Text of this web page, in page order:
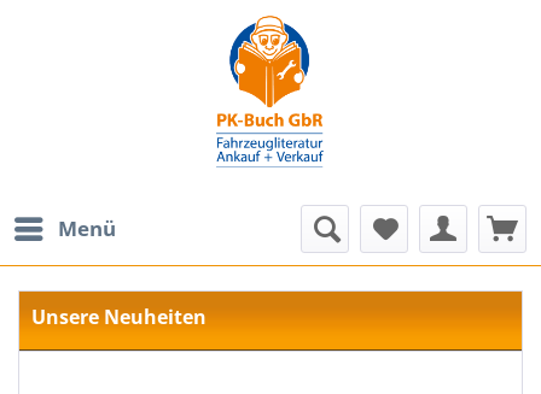
Menü
Unsere Neuheiten